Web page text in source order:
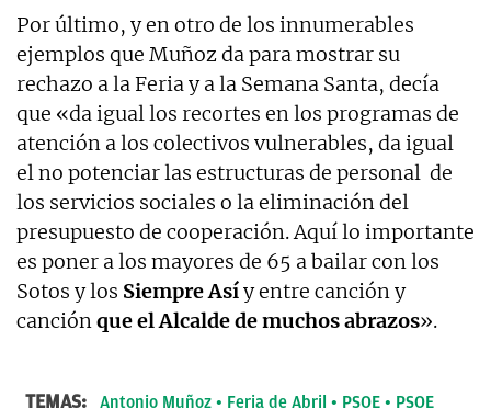
Por último, y en otro de los innumerables
ejemplos que Muñoz da para mostrar su
rechazo a la Feria y a la Semana Santa, decía
que «da igual los recortes en los programas de
atención a los colectivos vulnerables, da igual
el no potenciar las estructuras de personal de
los servicios sociales o la eliminación del
presupuesto de cooperación. Aquí lo importante
es poner a los mayores de 65 a bailar con los
Sotos y los Siempre Asíy entre canción y
canciónque el Alcalde de muchos abrazos».
TEMAS: Antonio Muñoz Feria de Abril PSOE PSOE